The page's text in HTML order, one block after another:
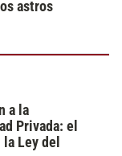
astros
a la
Privada: el
Ley del